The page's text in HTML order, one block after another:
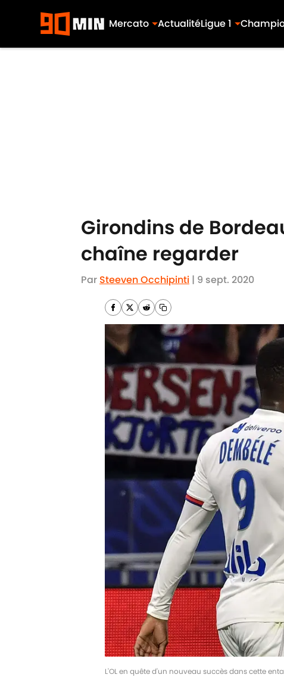
Mercato ActualitéLigue 1
Girondins de
chaîne regarder
Par Steeven Occhipinti | 9 sept. 2020
L'OL en quête d'un nouveau succès dans cette